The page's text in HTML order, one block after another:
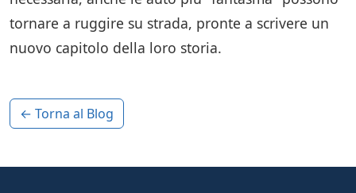
tornare a ruggire su strada, pronte a scrivere un
nuovo capitolo della loro storia.
← Torna al Blog